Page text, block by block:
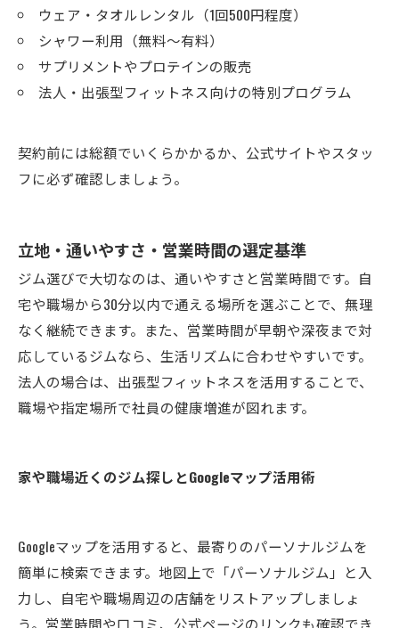
ウェア・タオルレンタル（1回500円程度）
シャワー利用（無料〜有料）
サプリメントやプロテインの販売
法人・出張型フィットネス向けの特別プログラム
契約前には総額でいくらかかるか、公式サイトやスタッ
フに必ず確認しましょう。
立地・通いやすさ・営業時間の選定基準
ジム選びで大切なのは、通いやすさと営業時間です。自
宅や職場から30分以内で通える場所を選ぶことで、無理
なく継続できます。また、営業時間が早朝や深夜まで対
応しているジムなら、生活リズムに合わせやすいです。
法人の場合は、出張型フィットネスを活用することで、
職場や指定場所で社員の健康増進が図れます。
家や職場近くのジム探しとGoogleマップ活用術
Googleマップを活用すると、最寄りのパーソナルジムを
簡単に検索できます。地図上で「パーソナルジム」と入
力し、自宅や職場周辺の店舗をリストアップしましょ
う。営業時間や口コミ、公式ページのリンクも確認でき